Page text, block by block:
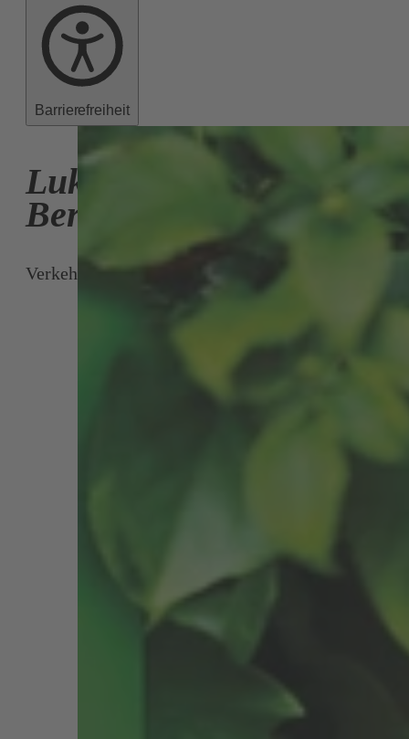
Barrierefreiheit
Lukas
Bernitz
Verkehrssprecher